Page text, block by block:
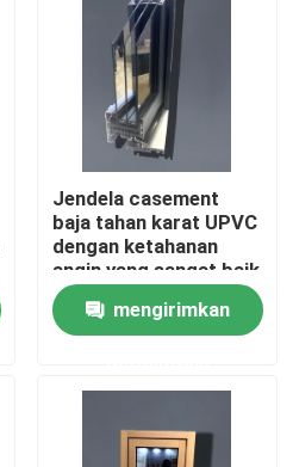
Jendela casement
baja tahan karat UPVC
dengan ketahanan
angin yang sangat baik
mengirimkan